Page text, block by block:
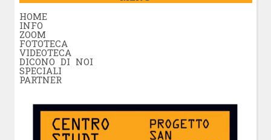
HOME
INFO
ZOOM
FOTOTECA
VIDEOTECA
DICONO DI NOI
SPECIALI
PARTNER